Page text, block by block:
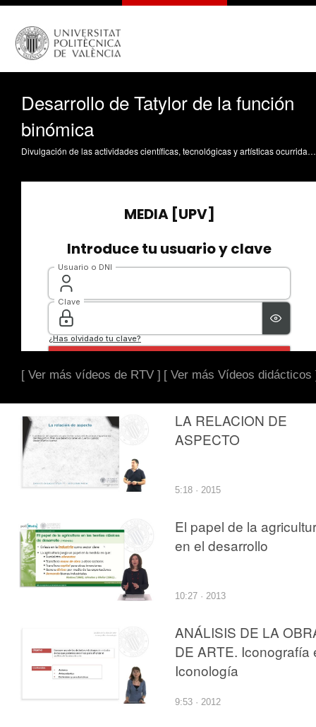
Desarrollo de Tatylor de la función
binómica
Divulgación de las actividades científicas, tecnológicas y artísticas ocurridas en los tres campus de la UPV
[ Ver más vídeos de RTV ] [ Ver más Vídeos didácticos
LA RELACION DE
ASPECTO
5:18 · 2015
El papel de la
en el desarrollo
10:27 · 2013
ANÁLISIS DE LA
DE ARTE. Iconografía
Iconología
9:53 · 2012